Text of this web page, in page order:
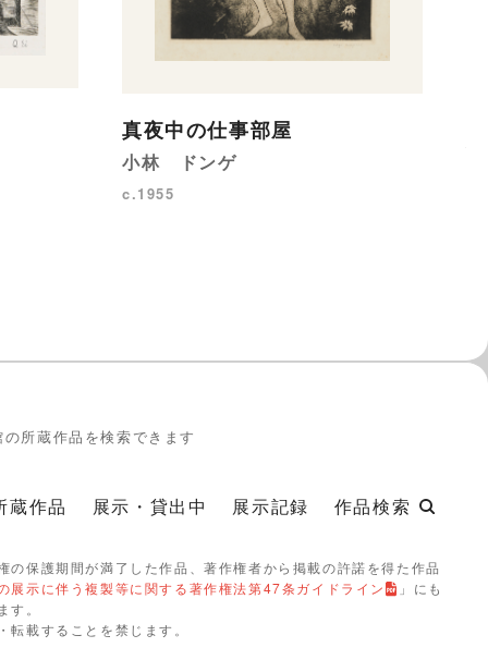
真夜中の仕事部屋
小林 ドンゲ
c.1955
所蔵作品を検索できます
蔵作品 展示・貸出中 展示記録 作品検索
保護期間が満了した作品、著作権者から掲載の許諾を得た作品
展示に伴う複製等に関する著作権法第47条ガイドライン
」にも
。
載することを禁じます。